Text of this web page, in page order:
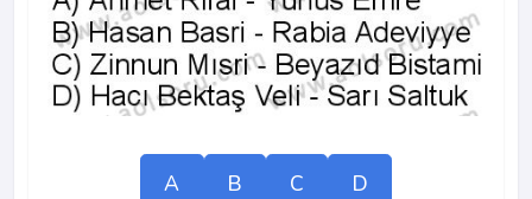
A B C D